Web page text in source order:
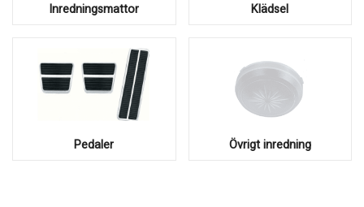
Inredningsmattor Klädsel
Pedaler Övrigt inredning